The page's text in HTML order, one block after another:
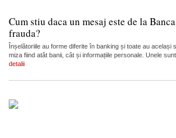
Cum stiu daca un mesaj este de la
frauda?
Înșelătoriile au forme diferite în banking și toate au același
miza fiind atât banii, cât și informațiile personale. Unele
detalii